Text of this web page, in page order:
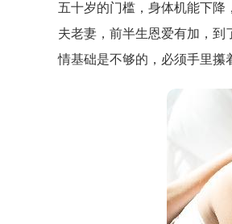
五十岁的门槛，身体机能下
夫老妻，前半生恩爱有加，
情基础是不够的，必须手里攥